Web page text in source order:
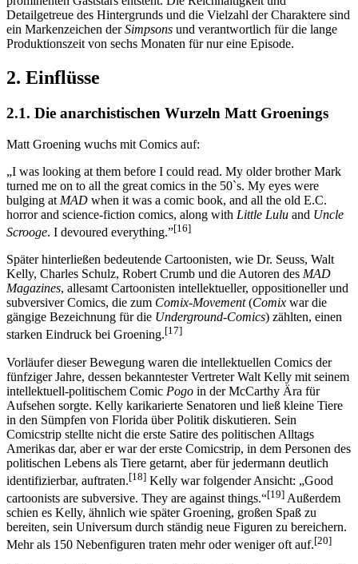
Detailgetreue des Hintergrunds und die Vielzahl der Charaktere sind
ein Markenzeichen derSimpsons und verantwortlich für die lange
Produktionszeit von sechs Monaten für nur eine Episode.
2. Einflüsse
2.1. Die anarchistischen Wurzeln Matt Groenings
Matt Groening wuchs mit Comics auf:
„I was looking at them before I could read. My older brother Mark
turned me on to all the great comics in the 50`s. My eyes were
bulging at MAD when it was a comic book, and all the old E.C.
horror and science-fiction comics, along with Little Lulu and Uncle
Scrooge. I devoured everything.”[16]
Später hinterließen bedeutende Cartoonisten, wie Dr. Seuss, Walt
Kelly, Charles Schulz, Robert Crumb und die Autoren des MAD
Magazines, allesamt Cartoonisten intellektueller, oppositioneller und
subversiver Comics, die zum Comix-Movement(Comix war die
gängige Bezeichnung für die Underground-Comics) zählten, einen
starken Eindruck bei Groening.[17]
Vorläufer dieser Bewegung waren die intellektuellen Comics der
fünfziger Jahre, dessen bekanntester Vertreter Walt Kelly mit seinem
intellektuell-politischem Comic Pogo in der McCarthy Ära für
Aufsehen sorgte. Kelly karikarierte Senatoren und ließ kleine Tiere
in den Sümpfen von Florida über Politik diskutieren. Sein
Comicstrip stellte nicht die erste Satire des politischen Alltags
Amerikas dar, aber er war der erste Comicstrip, in dem Personen des
politischen Lebens als Tiere getarnt, aber für jedermann deutlich
identifizierbar, auftraten.[18] Kelly war folgender Ansicht: „Good
cartoonists are subversive. They are against things.“[19] Außerdem
schien es Kelly, ähnlich wie später Groening, großen Spaß zu
bereiten, sein Universum durch ständig neue Figuren zu bereichern.
Mehr als 150 Nebenfiguren traten mehr oder weniger oft auf.[20]